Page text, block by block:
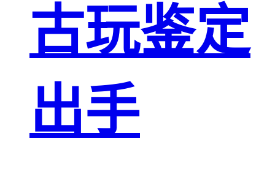
古玩鉴定
出手